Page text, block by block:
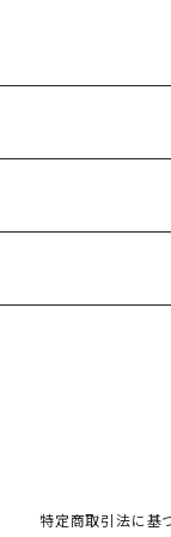
特定商取引法に基